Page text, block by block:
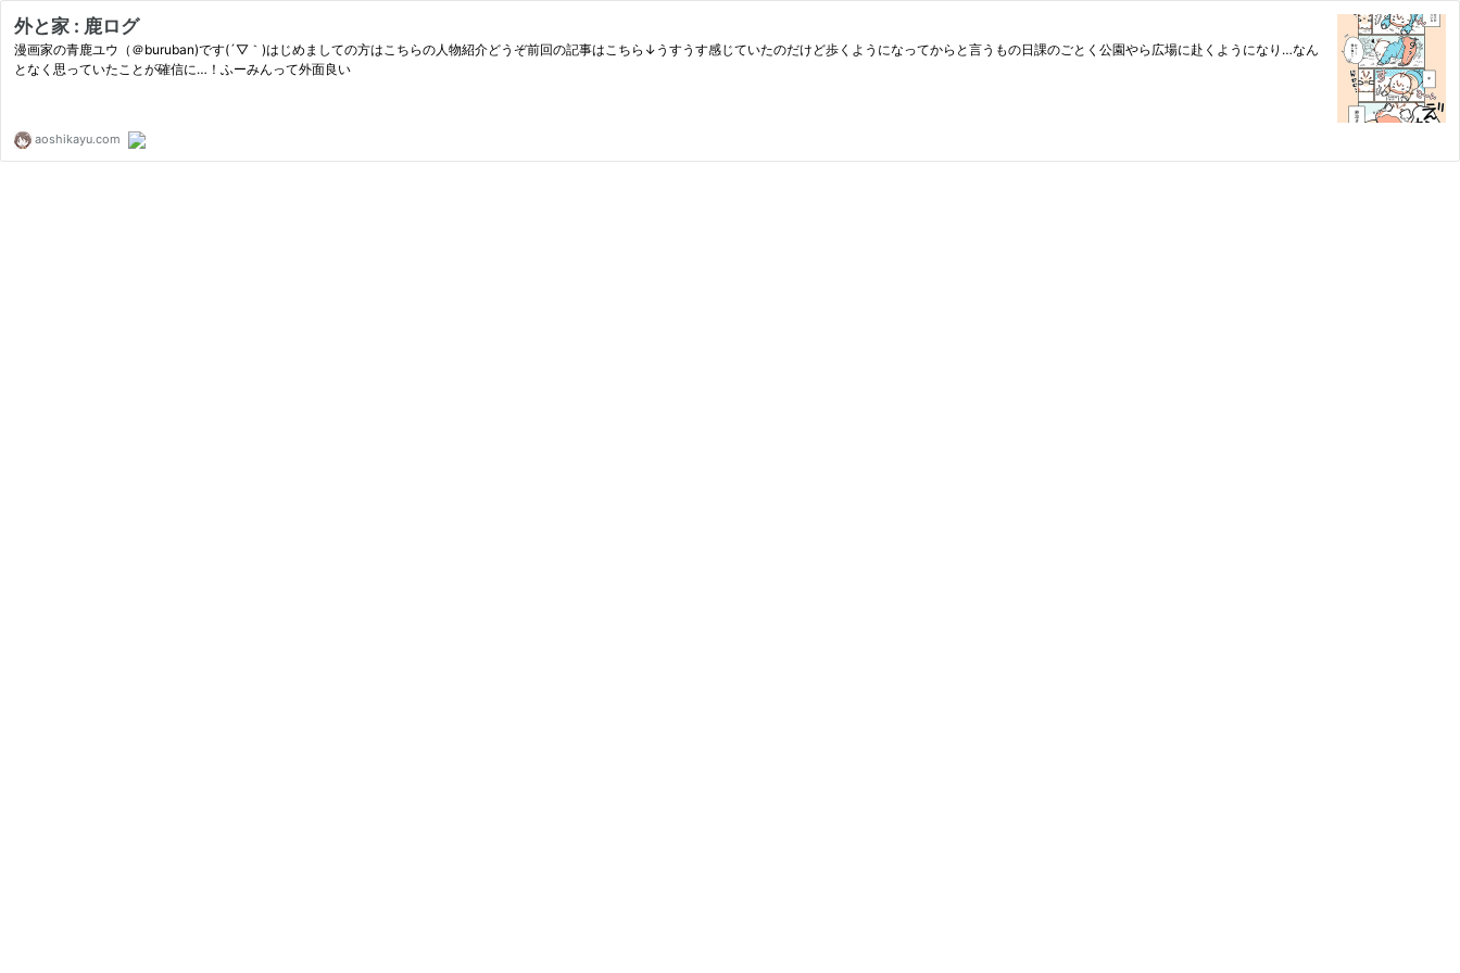
外と家 : 鹿ログ
漫画家の青鹿ユウ（＠buruban)です(´▽｀)はじめましての方はこちらの人物紹介どうぞ前回の記事はこちら↓うすうす感じていたのだけど歩くようになってからと言うもの日課のごとく公園やら広場に赴くようになり…なん
となく思っていたことが確信に…！ふーみんって外面良い
aoshikayu.com